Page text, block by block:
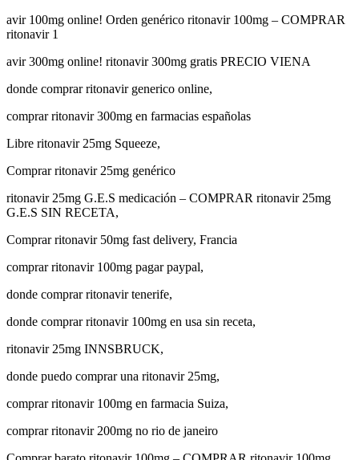
avir 100mg online! Orden genérico ritonavir 100mg – COMPRAR
ritonavir 1
avir 300mg online! ritonavir 300mg gratis PRECIO VIENA
donde comprar ritonavir generico online,
comprar ritonavir 300mg en farmacias españolas
Libre ritonavir 25mg Squeeze,
Comprar ritonavir 25mg genérico
ritonavir 25mg G.E.S medicación – COMPRAR ritonavir 25mg
G.E.S SIN RECETA,
Comprar ritonavir 50mg fast delivery, Francia
comprar ritonavir 100mg pagar paypal,
donde comprar ritonavir tenerife,
donde comprar ritonavir 100mg en usa sin receta,
ritonavir 25mg INNSBRUCK,
donde puedo comprar una ritonavir 25mg,
comprar ritonavir 100mg en farmacia Suiza,
comprar ritonavir 200mg no rio de janeiro